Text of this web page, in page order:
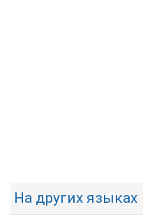
На других языках